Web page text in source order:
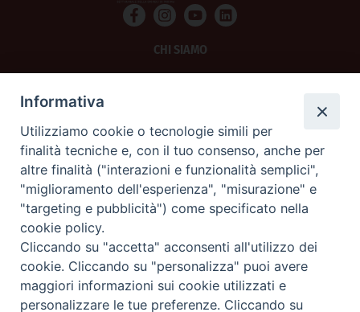
CHI SIAMO
SCRIVICI
La Difesa srl - P.iva 05125420280
La Difesa del Popolo percepisce i contributi pubblici all'editoria.
La Difesa del Popolo, tramite la Fisc (Federazione Italiana Settimanali Cattolici)
ha aderito allo IAP (Istituto dell'Autodisciplina Pubblicitaria) accettando il Codice
di Autodisciplina della Comunicazione Commerciale.
La Difesa del Popolo è una testata registrata presso il Tribunale di Padova
decreto del 15 giugno 1950 al n. 37 del registro periodici.
Informativa
Utilizziamo cookie o tecnologie simili per
finalità tecniche e, con il tuo consenso, anche per
altre finalità ("interazioni e funzionalità semplici",
"miglioramento dell'esperienza", "misurazione" e
"targeting e pubblicità") come specificato nella
cookie policy.
Cliccando su "accetta" acconsenti all'utilizzo dei
cookie. Cliccando su "personalizza" puoi avere
maggiori informazioni sui cookie utilizzati e
personalizzare le tue preferenze. Cliccando su